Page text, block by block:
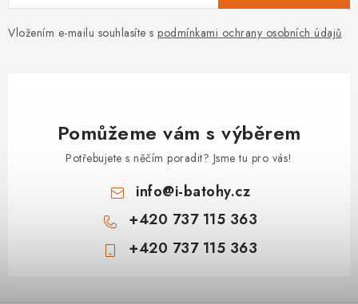
Vložením e-mailu souhlasíte s podmínkami ochrany osobních údajů
Pomůžeme vám s výběrem
Potřebujete s něčím poradit? Jsme tu pro vás!
info@i-batohy.cz
+420 737 115 363
+420 737 115 363